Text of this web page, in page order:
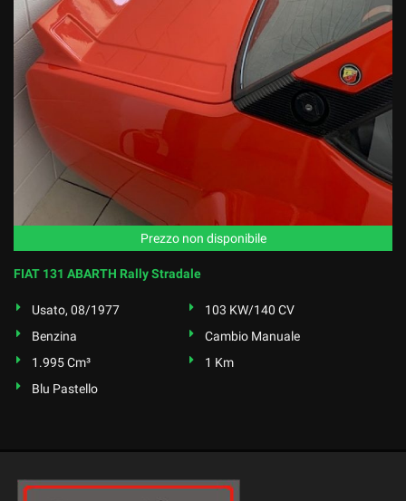
Prezzo non disponibile
FIAT 131 ABARTH Rally Stradale
Usato, 08/1977
103 KW/140 CV
Benzina
Cambio Manuale
1.995 Cm³
1 Km
Blu Pastello